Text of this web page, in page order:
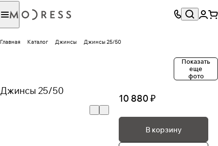
Главная Каталог Джинсы Джинсы 25/50
Показать
еще
фото
Джинсы 25/50
10 880 ₽
В корзину